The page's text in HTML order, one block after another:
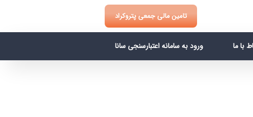
تامین مالی جمعی پتروکراد
با ما ورود به سامانه اعتبارسنجی سانا